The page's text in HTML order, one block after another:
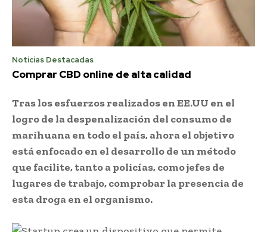
Noticias Destacadas
Comprar CBD online de alta calidad
Tras los esfuerzos realizados en EE.UU en el
logro de la despenalización del consumo de
marihuana en todo el país, ahora el objetivo
está enfocado en el desarrollo de un método
que facilite, tanto a policías, como jefes de
lugares de trabajo, comprobar la presencia de
esta droga en el organismo.